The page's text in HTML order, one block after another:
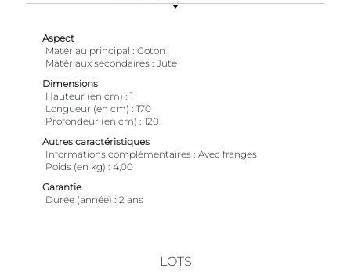
Aspect
Matériau principal
Coton
Matériaux secondaires Jute
Dimensions
Hauteur (en cm)
1
Longueur (en cm)
170
Profondeur (en cm)
120
Autres caractéristiques
Informations complémentaires Avec franges
Poids (en kg)
4,00
Garantie
Durée (année)
2 ans
LOTS